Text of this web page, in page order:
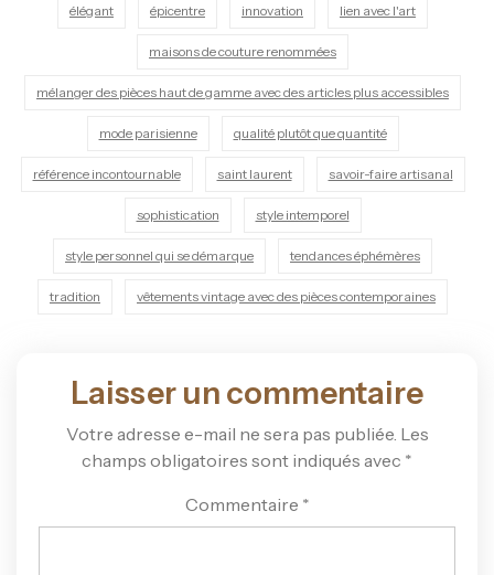
élégant épicentre innovation lien avec l'art
maisons de couture renommées
mélanger des pièces haut de gamme avec des articles plus accessibles
mode parisienne qualité plutôt que quantité
référence incontournable saint laurent savoir-faire artisanal
sophistication style intemporel
style personnel qui se démarque tendances éphémères
tradition vêtements vintage avec des pièces contemporaines
Laisser un commentaire
Votre adresse e-mail ne sera pas publiée. Les
champs obligatoires sont indiqués avec *
Commentaire *